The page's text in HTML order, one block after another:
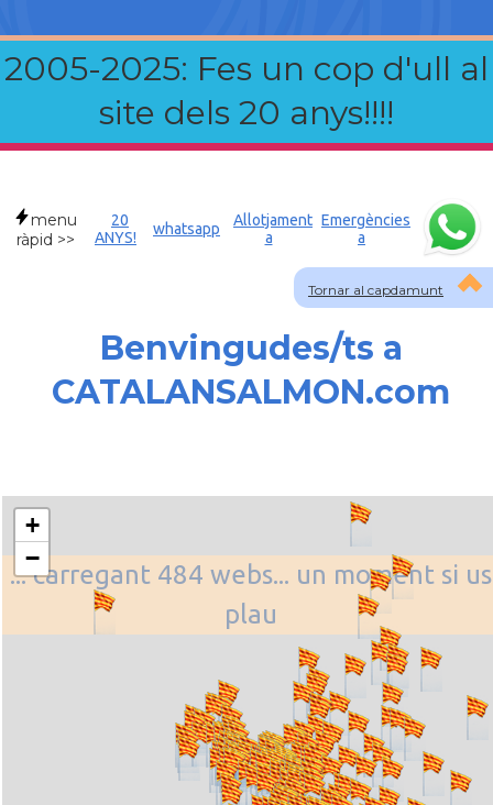
2005-2025: Fes un cop d'ull al
site dels 20 anys!!!!
Tornar al capdamunt
menu
ràpid >>
20
ANYS!
whatsapp
Allotjament
a
Emergències
a
Benvingudes/ts a
CATALANSALMON.com
... carregant 484 webs... un moment si us
plau
+
−